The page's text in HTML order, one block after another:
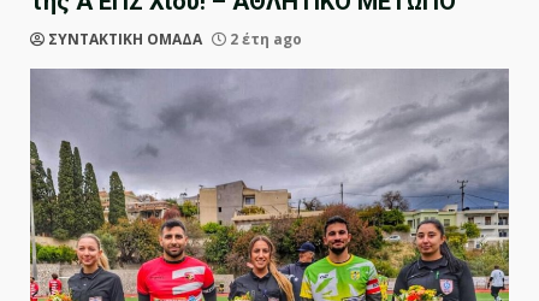
ΣΥΝΤΑΚΤΙΚΗ ΟΜΑΔΑ 2 έτη ago